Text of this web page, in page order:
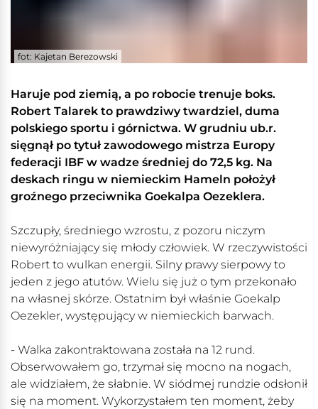
fot: Kajetan Berezowski
Haruje pod ziemią, a po robocie trenuje boks.
Robert Talarek to prawdziwy twardziel, duma
polskiego sportu i górnictwa. W grudniu ub.r.
sięgnął po tytuł zawodowego mistrza Europy
federacji IBF w wadze średniej do 72,5 kg. Na
deskach ringu w niemieckim Hameln położył
groźnego przeciwnika Goekalpa Oezeklera.
Szczupły, średniego wzrostu, z pozoru niczym
niewyróżniający się młody człowiek. W rzeczywistości
Robert to wulkan energii. Silny prawy sierpowy to
jeden z jego atutów. Wielu się już o tym przekonało
na własnej skórze. Ostatnim był właśnie Goekalp
Oezekler, występujący w niemieckich barwach.
- Walka zakontraktowana została na 12 rund.
Obserwowałem go, trzymał się mocno na nogach,
ale widziałem, że słabnie. W siódmej rundzie odsłonił
się na moment. Wykorzystałem ten moment, żeby